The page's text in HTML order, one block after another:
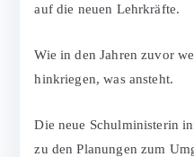
auf die neuen Lehrkräfte.
Wie in den Jahren zuvor
hinkriegen, was ansteht.
Die neue Schulministerin
zu den Planungen zum